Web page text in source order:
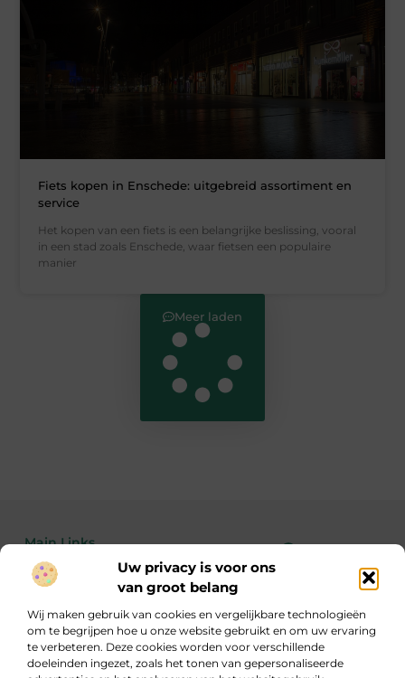
Uw privacy is voor ons
van groot belang
Wij maken gebruik van cookies en vergelijkbare technologieën
om te begrijpen hoe u onze website gebruikt en om uw ervaring
te verbeteren. Deze cookies worden voor verschillende
doeleinden ingezet, zoals het tonen van gepersonaliseerde
Fiets kopen in Enschede: uitgebreid assortiment en
service
Het kopen van een fiets is een belangrijke beslissing, vooral
in een stad zoals Enschede, waar fietsen een populaire
manier
Meer laden
Main Links
Bekende Nederlanders
Inzicht, inspiratie en informatie
Een gevarieerde verzameling blogs die je aan het denken zet.